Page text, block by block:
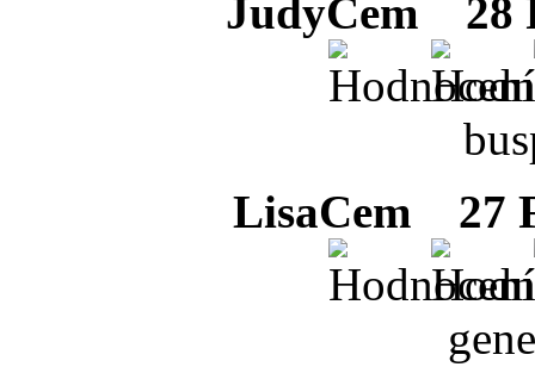
JudyCem
28
LisaCem
27